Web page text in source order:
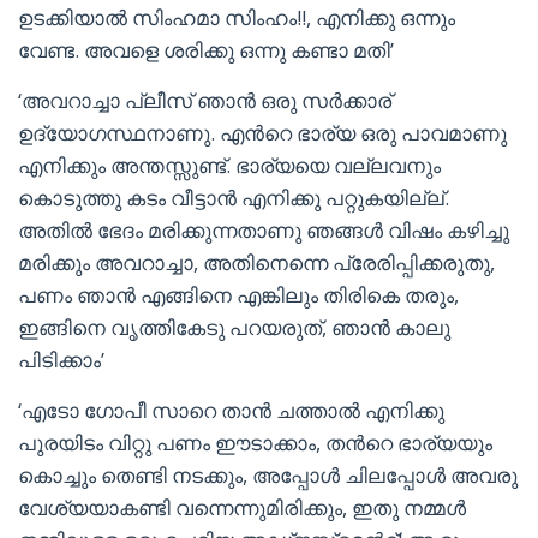
ഉടക്കിയാല്‍ സിംഹമാ സിംഹം!!, എനിക്കു ഒന്നും
വേണ്ട. അവളെ ശരിക്കു ഒന്നു കണ്ടാ മതി’
‘അവറാച്ചാ പ്ലീസ് ഞാന്‍ ഒരു സര്‍ക്കാര്
ഉദ്യോഗസ്ഥനാണു. എന്‍റെ ഭാര്യ ഒരു പാവമാണു
എനിക്കും അന്തസ്സുണ്ട്. ഭാര്യയെ വല്ലവനും
കൊടുത്തു കടം വീട്ടാന്‍ എനിക്കു പറ്റുകയില്ല്.
അതില്‍ ഭേദം മരിക്കുന്നതാണു ഞങ്ങള്‍ വിഷം കഴിച്ചു
മരിക്കും അവറാച്ചാ, അതിനെന്നെ പ്രേരിപ്പിക്കരുതു,
പണം ഞാന്‍ എങ്ങിനെ എങ്കിലും തിരികെ തരും,
ഇങ്ങിനെ വൃത്തികേടു പറയരുത്, ഞാന്‍ കാലു
പിടിക്കാം’
‘എടോ ഗോപീ സാറെ താന്‍ ചത്താല്‍ എനിക്കു
പുരയിടം വിറ്റു പണം ഈടാക്കാം, തന്‍റെ ഭാര്യയും
കൊച്ചും തെണ്ടി നടക്കും, അപ്പോള്‍ ചിലപ്പോള്‍ അവരു
വേശ്യയാകണ്ടി വന്നെന്നുമിരിക്കും, ഇതു നമ്മള്‍